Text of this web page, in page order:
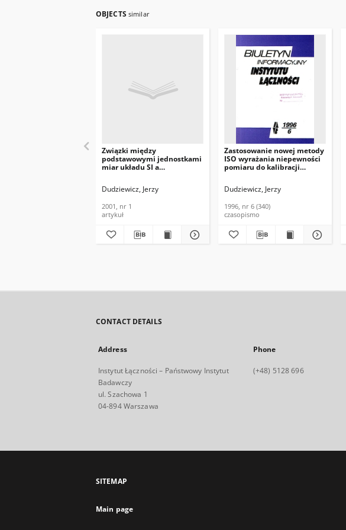
OBJECTS similar
Związki między
podstawowymi jednostkami
miar układu SI a
i Techniki Informacyjne,
Dudziewicz, Jerzy
2001, nr 1
artykuł
Zastosowanie nowej metody
ISO wyrażania niepewności
pomiaru do kalibracji
Informacyjny Instytutu
Dudziewicz, Jerzy
1996, nr 6 (340)
czasopismo
CONTACT DETAILS
Address
Instytut Łączności – Państwowy Instytut
Badawczy
ul. Szachowa 1
04-894 Warszawa
Phone
(+48) 5128 696
SITEMAP
Main page